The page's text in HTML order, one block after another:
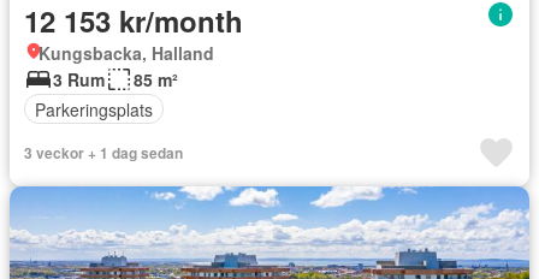
12 153 kr/month
Kungsbacka, Halland
3 Rum
85 m²
Parkeringsplats
3 veckor + 1 dag sedan